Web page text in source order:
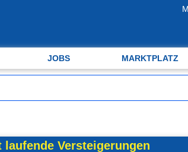
JOBS MARKTPLATZ
Versteigerungen